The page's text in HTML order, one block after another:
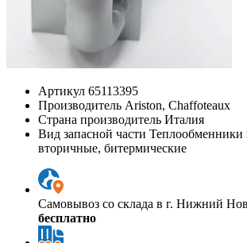
Артикул 65113395
Производитель Ariston, Chaffoteaux
Страна производитель Италия
Вид запасной части Теплообменники
вторичные, битермические
Самовывоз со склада в г. Нижний
бесплатно